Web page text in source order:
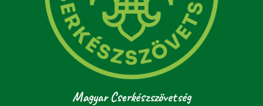
Magyar Cserkészszövetség